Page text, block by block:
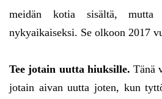
meidän kotia sisältä, mutta
nykyaikaiseksi. Se olkoon 2017
Tee jotain uutta hiuksille.Tänä
jotain aivan uutta joten, kun